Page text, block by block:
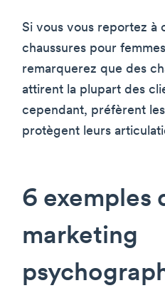
Si vous vous reportez à
chaussures pour
remarquerez que des
attirent la plupart des
cependant, préfèrent
protègent leurs
6 exemples
marketing